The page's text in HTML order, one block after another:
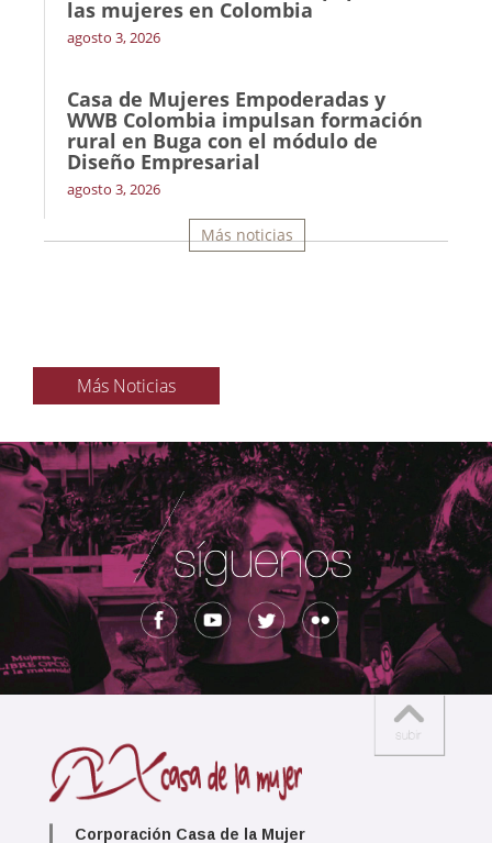
las mujeres en Colombia
agosto 3, 2026
Casa de Mujeres Empoderadas y
WWB Colombia impulsan formación
rural en Buga con el módulo de
Diseño Empresarial
agosto 3, 2026
Más noticias
Más Noticias
Corporación Casa de la Mujer